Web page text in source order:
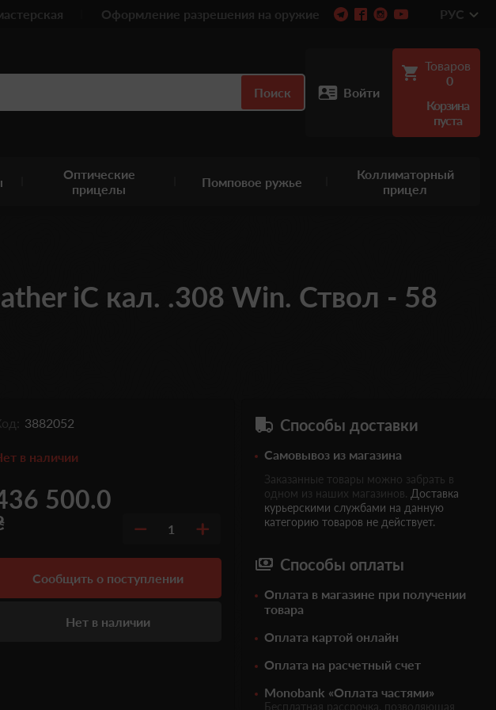
Оформление разрешения на оружие РУС
Поиск Войти
Товаров
0
Корзина
пуста
Оптические
прицелы
Помповое ружье
Коллиматорный
прицел
iC кал. .308 Win. Ствол - 58
3882052
в наличии
500.0
1
Сообщить о поступлении
Нет в наличии
Способы доставки
Самовывоз из магазина
Заказанные товары можно забрать в
одном из наших магазинов. Доставка
курьерскими службами на данную
категорию товаров не действует.
Способы оплаты
Оплата в магазине при получении
товара
Оплата картой онлайн
Оплата на расчетный счет
Monobank «Оплата частями»
Бесплатная рассрочка, позволяющая